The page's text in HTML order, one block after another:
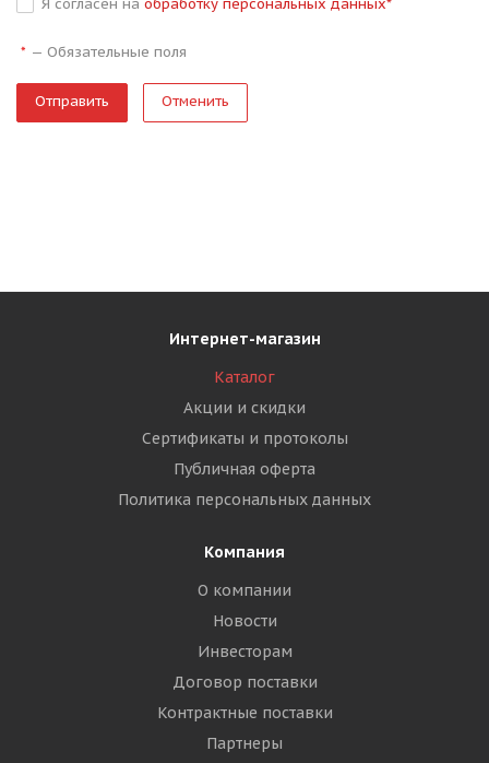
Я согласен на обработку персональных данных*
* — Обязательные поля
Отменить
Интернет-магазин
Каталог
Акции и скидки
Сертификаты и протоколы
Публичная оферта
Политика персональных данных
Компания
О компании
Новости
Инвесторам
Договор поставки
Контрактные поставки
Партнеры